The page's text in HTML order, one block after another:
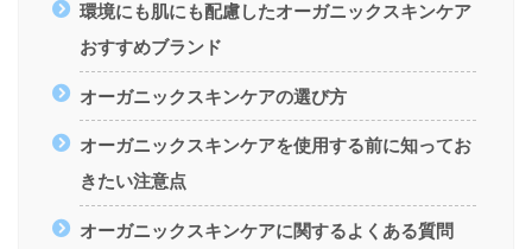
環境にも肌にも配慮したオーガニックスキンケア
おすすめブランド
オーガニックスキンケアの選び方
オーガニックスキンケアを使用する前に知ってお
きたい注意点
オーガニックスキンケアに関するよくある質問